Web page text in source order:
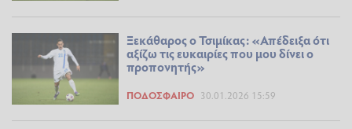
Ξεκάθαρος ο Τσιμίκας: «Απέδειξα ότι
αξίζω τις ευκαιρίες που μου δίνει ο
προπονητής»
ΠΟΔΌΣΦΑΙΡΟ 30.01.2026 15:59